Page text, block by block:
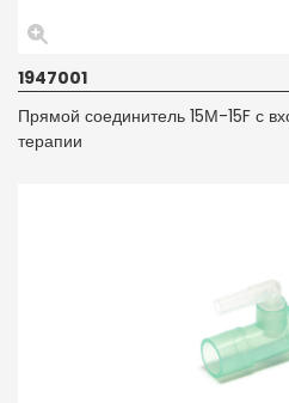
1947001
Прямой соединитель 15М-15F с
терапии